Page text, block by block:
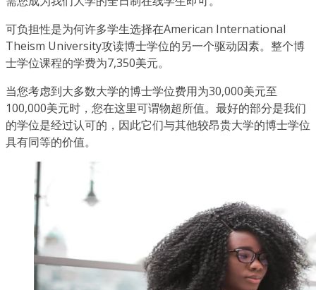
可负担性是为何许多学生选择在American International
Theism University攻读博士学位的另一个驱动因素。整个博
士学位课程的学费为7,350美元。
当您考虑到大多数大学的博士学位费用为30,000美元至
100,000美元时，您在这里可谓物超所值。最好的部分是我们
的学位是经过认可的，因此它们与其他较昂贵大学的博士学位
具有同等的价值。